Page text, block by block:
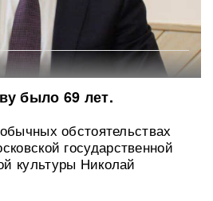
было 69 лет.
обстоятельствах
государственной
культуры Николай